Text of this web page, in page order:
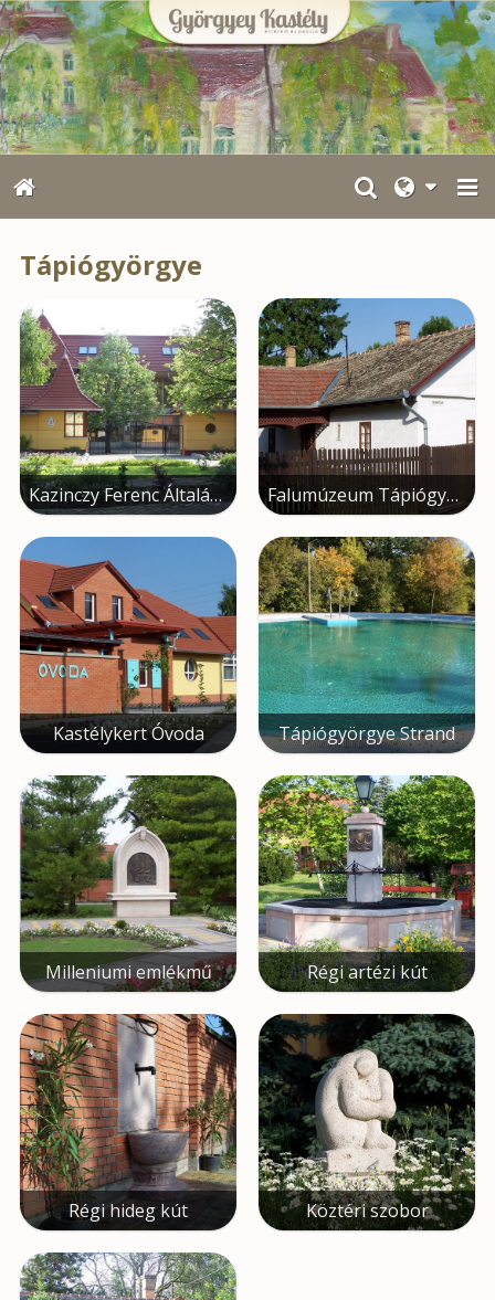
Tápiógyörgye
Kazinczy Ferenc Általános Iskola Falumúzeum Tápiógyörgye
Kastélykert Óvoda Tápiógyörgye Strand
Milleniumi emlékmű Régi artézi kút
Régi hideg kút Köztéri szobor